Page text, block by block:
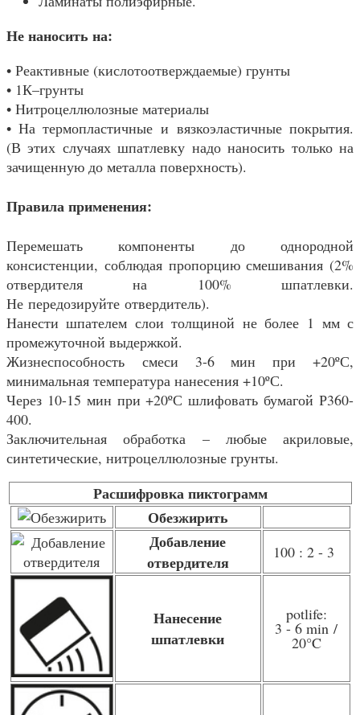
Не наносить на:
• Реактивные (кислотоотверждаемые) грунты
• 1К–грунты
• Нитроцеллюлозные материалы
• На термопластичные и вязкоэластичные покрытия.
(В этих случаях шпатлевку надо наносить только на
зачищенную до металла поверхность).
Правила применения:
Перемешать компоненты до однородной
консистенции, соблюдая пропорцию смешивания (2%
отвердителя на 100% шпатлевки.
Не передозируйте отвердитель).
Нанести шпателем слои толщиной не более 1 мм с
промежуточной выдержкой.
Жизнеспособность смеси 3-6 мин при +20ºС,
минимальная температура нанесения +10ºС.
Через 10-15 мин при +20ºС шлифовать бумагой Р360-
400.
Заключительная обработка – любые акриловые,
синтетические, нитроцеллюлозные грунты.
Расшифровка пиктограмм
Обезжирить
Добавление
отвердителя
100 : 2 - 3
Нанесение
шпатлевки
potlife:
3 - 6 min /
20°C